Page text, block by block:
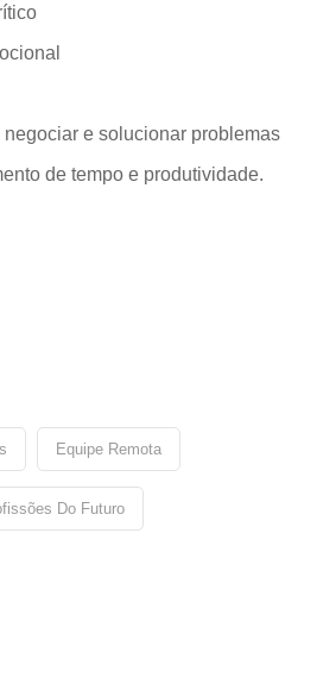
e solucionar problemas
de tempo e produtividade.
Equipe Remota
Do Futuro